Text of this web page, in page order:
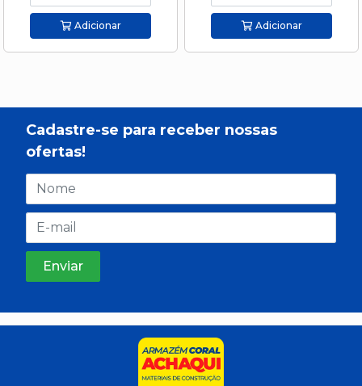
Adicionar Adicionar
Cadastre-se para receber nossas
ofertas!